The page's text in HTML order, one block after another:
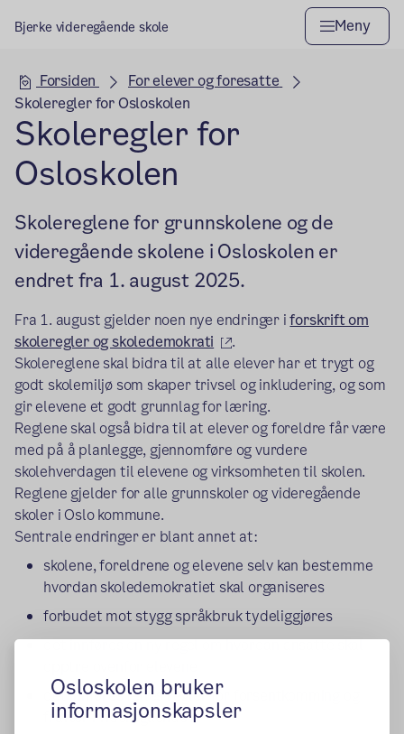
Osloskolen bruker
informasjonskapsler
Bjerke videregående skole Meny
Hovedseksjon
Forsiden
For elever og foresatte
Skoleregler for Osloskolen
Skoleregler for
Osloskolen
Skolereglene for grunnskolene og de
videregående skolene i Osloskolen er
endret fra 1. august 2025.
Fra 1. august gjelder noen nye endringer iforskrift om
skoleregler og skoledemokrati
(ekstern lenke)
.
Skolereglene skal bidra til at alle elever har et trygt og
godt skolemiljø som skaper trivsel og inkludering, og som
gir elevene et godt grunnlag for læring.
Reglene skal også bidra til at elever og foreldre får være
med på å planlegge, gjennomføre og vurdere
skolehverdagen til elevene og virksomheten til skolen.
Reglene gjelder for alle grunnskoler og videregående
skoler i Oslo kommune.
Sentrale endringer er blant annet at:
skolene, foreldrene og elevene selv kan bestemme
hvordan skoledemokratiet skal organiseres
forbudet mot stygg språkbruk tydeliggjøres
det innføres en ny regel om hvordan ansatte skal
det innføres felles regler for forsentkomming og
fravær i videregående